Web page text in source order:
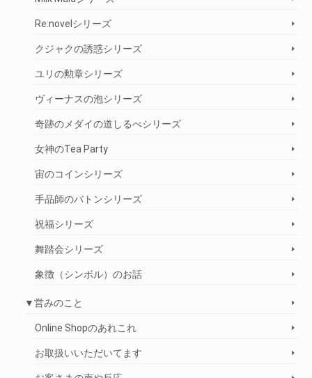
Re:novelシリーズ
クジャクの誘惑シリーズ
ユリの勲章シリーズ
ヴィーナスの泡シリーズ
奇跡のメダイの道しるべシリーズ
女神のTea Party
宙のコインシリーズ
手品師のバトンシリーズ
祝福シリーズ
舞踏会シリーズ
象徴（シンボル）のお話
▼営みのこと
Online Shopのあれこれ
お取扱いいただいてます